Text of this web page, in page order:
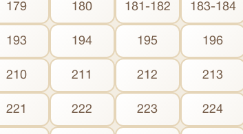
179 180 181-182 183-184
193 194 195 196
210 211 212 213
221 222 223 224